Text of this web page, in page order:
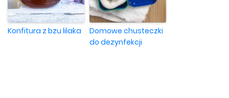
Konfitura z bzu lilaka
Domowe chusteczki
do dezynfekcji